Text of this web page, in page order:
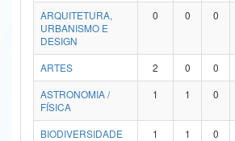
Ministério da Mulher, da Família e dos Direitos Humanos
Secretaria de Governo
ARQUITETURA,
URBANISMO E
DESIGN
0 0 0
ARTES 2 0 0
ASTRONOMIA /
FÍSICA
1 1 0
BIODIVERSIDADE 1 1 0